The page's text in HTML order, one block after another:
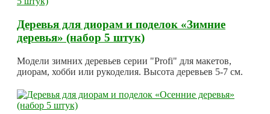
Деревья для диорам и поделок «Зимние
деревья» (набор 5 штук)
Модели зимних деревьев серии "Profi" для макетов,
диорам, хобби или рукоделия. Высота деревьев 5-7 см.